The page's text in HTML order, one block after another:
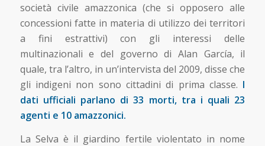
società civile amazzonica (che si opposero alle
concessioni fatte in materia di utilizzo dei territori
a fini estrattivi) con gli interessi delle
multinazionali e del governo di Alan García, il
quale, tra l’altro, in un’intervista del 2009, disse che
gli indigeni non sono cittadini di prima classe. I
dati ufficiali parlano di 33 morti, tra i quali 23
agenti e 10 amazzonici.
La Selva è il giardino fertile violentato in nome